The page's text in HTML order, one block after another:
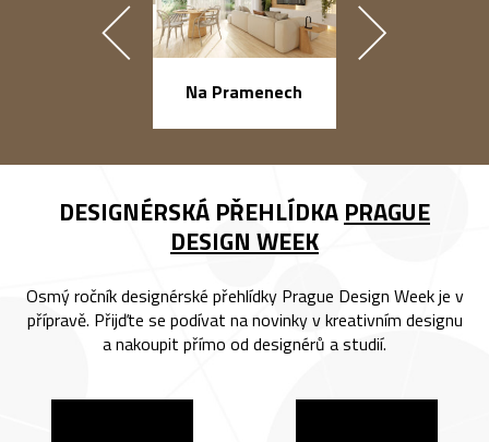
Na Pramenech
DESIGNÉRSKÁ PŘEHLÍDKA PRAGUE
DESIGN WEEK
Osmý ročník designérské přehlídky Prague Design Week je v
přípravě. Přijďte se podívat na novinky v kreativním designu
a nakoupit přímo od designérů a studií.